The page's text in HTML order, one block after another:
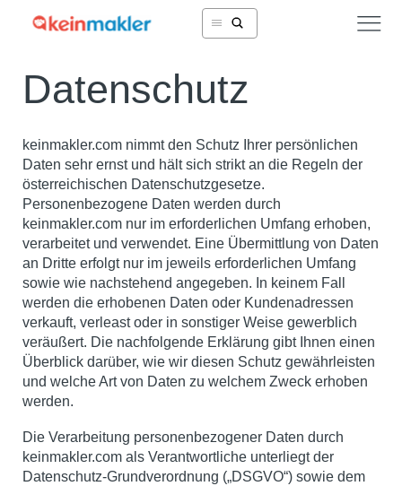
Datenschutz
keinmakler.com nimmt den Schutz Ihrer persönlichen
Daten sehr ernst und hält sich strikt an die Regeln der
österreichischen Datenschutzgesetze.
Personenbezogene Daten werden durch
keinmakler.com nur im erforderlichen Umfang erhoben,
verarbeitet und verwendet. Eine Übermittlung von Daten
an Dritte erfolgt nur im jeweils erforderlichen Umfang
sowie wie nachstehend angegeben. In keinem Fall
werden die erhobenen Daten oder Kundenadressen
verkauft, verleast oder in sonstiger Weise gewerblich
veräußert. Die nachfolgende Erklärung gibt Ihnen einen
Überblick darüber, wie wir diesen Schutz gewährleisten
und welche Art von Daten zu welchem Zweck erhoben
werden.
Die Verarbeitung personenbezogener Daten durch
keinmakler.com als Verantwortliche unterliegt der
Datenschutz-Grundverordnung („DSGVO“) sowie dem